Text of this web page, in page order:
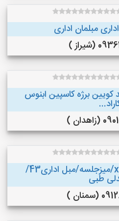
مبلمان اداری
)
برژه کاسپین ابنوس
)
میزمدیرتmdfال پایهx/میزجلسه/مبل اداری43/
طبی
)